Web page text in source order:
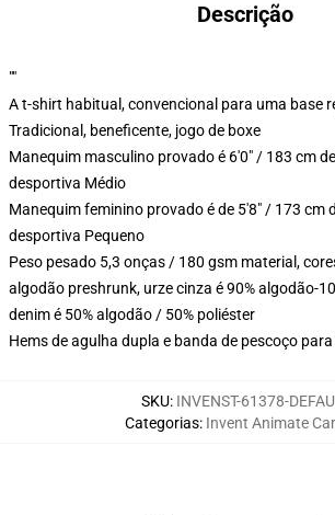
Descrição
""
A t-shirt habitual, convencional para uma base
Tradicional, beneficente, jogo de boxe
Manequim masculino provado é 6'0" / 183 cm
desportiva Médio
Manequim feminino provado é de 5'8" / 173 cm
desportiva Pequeno
Peso pesado 5,3 onças / 180 gsm material,
algodão preshrunk, urze cinza é 90% algodão-
denim é 50% algodão / 50% poliéster
Hems de agulha dupla e banda de pescoço
SKU: INVENST-61378-
Categorias: Invent Animate